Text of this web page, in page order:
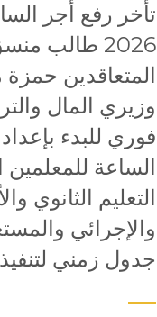
2026 طالب
المتعاقدين
وزيري المال
فوري للبدء
الساعة للمعلمين
التعليم الثانوي
والإجرائي
جدول زمني